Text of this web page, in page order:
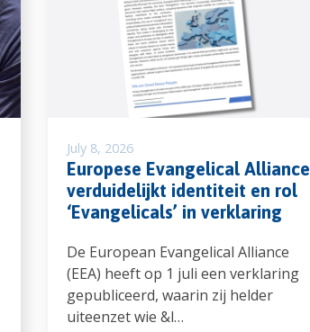
July 8, 2026
Europese Evangelical Alliance
verduidelijkt identiteit en rol
‘Evangelicals’ in verklaring
De European Evangelical Alliance
(EEA) heeft op 1 juli een verklaring
gepubliceerd, waarin zij helder
uiteenzet wie &l…